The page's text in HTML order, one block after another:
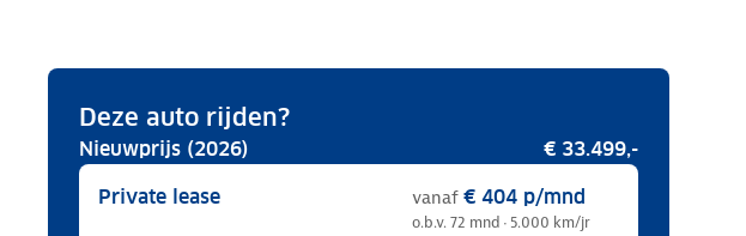
Deze auto rijden?
Nieuwprijs (2026)
€ 33.499,-
Private lease
vanaf € 404p/mnd
o.b.v. 72 mnd · 5.000 km/jr